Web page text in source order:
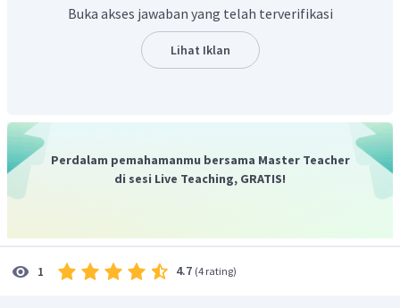
adalah 0,01536.
Buka akses jawaban yang telah terverifikasi
Lihat Iklan
Perdalam pemahamanmu bersama Master Teacher
di sesi Live Teaching, GRATIS!
1 4.7 (4 rating)